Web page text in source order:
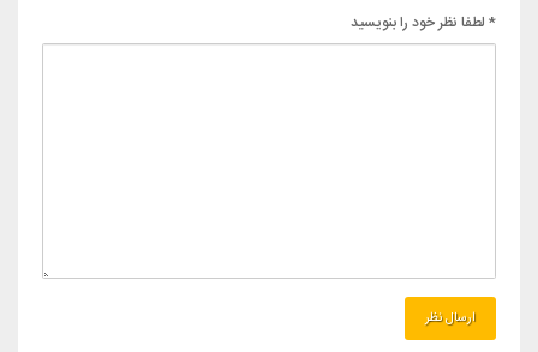
* لطفا نظر خود را بنویسید